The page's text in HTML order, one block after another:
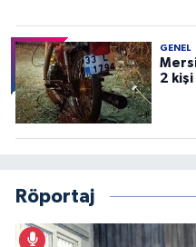
GENEL
2 kişi
Röportaj